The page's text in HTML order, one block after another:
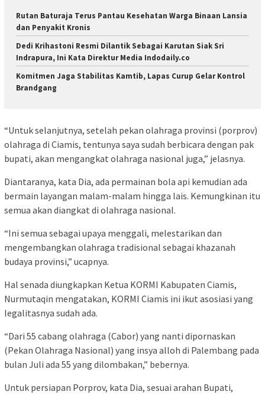
Rutan Baturaja Terus Pantau Kesehatan Warga Binaan Lansia
dan Penyakit Kronis
Dedi Krihastoni Resmi Dilantik Sebagai Karutan Siak Sri
Indrapura, Ini Kata Direktur Media Indodaily.co
Komitmen Jaga Stabilitas Kamtib, Lapas Curup Gelar Kontrol
Brandgang
“Untuk selanjutnya, setelah pekan olahraga provinsi (porprov)
olahraga di Ciamis, tentunya saya sudah berbicara dengan pak
bupati, akan mengangkat olahraga nasional juga,” jelasnya.
Diantaranya, kata Dia, ada permainan bola api kemudian ada
bermain layangan malam-malam hingga lais. Kemungkinan itu
semua akan diangkat di olahraga nasional.
“Ini semua sebagai upaya menggali, melestarikan dan
mengembangkan olahraga tradisional sebagai khazanah
budaya provinsi,” ucapnya.
Hal senada diungkapkan Ketua KORMI Kabupaten Ciamis,
Nurmutaqin mengatakan, KORMI Ciamis ini ikut asosiasi yang
legalitasnya sudah ada.
“Dari 55 cabang olahraga (Cabor) yang nanti dipornaskan
(Pekan Olahraga Nasional) yang insya alloh di Palembang pada
bulan Juli ada 55 yang dilombakan,” bebernya.
Untuk persiapan Porprov, kata Dia, sesuai arahan Bupati,